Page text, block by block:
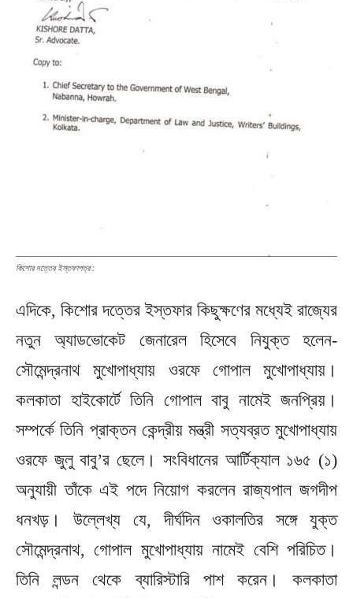
কিশোর দত্তের ইস্তফাপত্র :
এদিকে, কিশোর দত্তের ইস্তফার কিছুক্ষণের মধ্যেই রাজ্যের
নতুন অ্যাডভোকেট জেনারেল হিসেবে নিযুক্ত হলেন-
সৌমেন্দ্রনাথ মুখোপাধ্যায় ওরফে গোপাল মুখোপাধ্যায়।
কলকাতা হাইকোর্টে তিনি গোপাল বাবু নামেই জনপ্রিয়।
সম্পর্কে তিনি প্রাক্তন কেন্দ্রীয় মন্ত্রী সত্যব্রত মুখোপাধ্যায়
ওরফে জুলু বাবু’র ছেলে। সংবিধানের আর্টিক্যাল ১৬৫ (১)
অনুযায়ী তাঁকে এই পদে নিয়োগ করলেন রাজ্যপাল জগদীপ
ধনখড়। উল্লেখ্য যে, দীর্ঘদিন ওকালতির সঙ্গে যুক্ত
সৌমেন্দ্রনাথ, গোপাল মুখোপাধ্যায় নামেই বেশি পরিচিত।
তিনি লন্ডন থেকে ব্যারিস্টারি পাশ করেন। কলকাতা